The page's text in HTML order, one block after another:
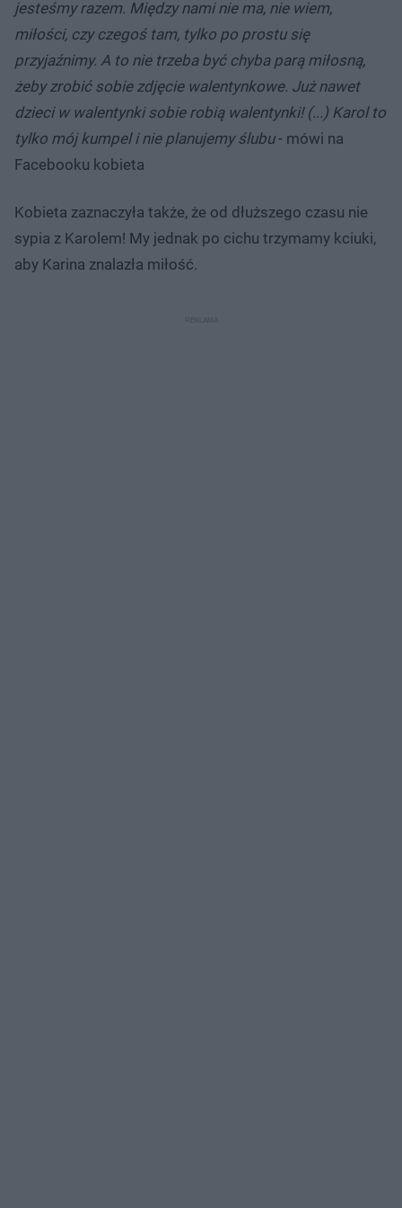
jesteśmy razem. Między nami nie ma, nie wiem,
miłości, czy czegoś tam, tylko po prostu się
przyjaźnimy. A to nie trzeba być chyba parą miłosną,
żeby zrobić sobie zdjęcie walentynkowe. Już nawet
dzieci w walentynki sobie robią walentynki! (...) Karol to
tylko mój kumpel i nie planujemy ślubu- mówi na
Facebooku kobieta
Kobieta zaznaczyła także, że od dłuższego czasu nie
sypia z Karolem! My jednak po cichu trzymamy kciuki,
aby Karina znalazła miłość.